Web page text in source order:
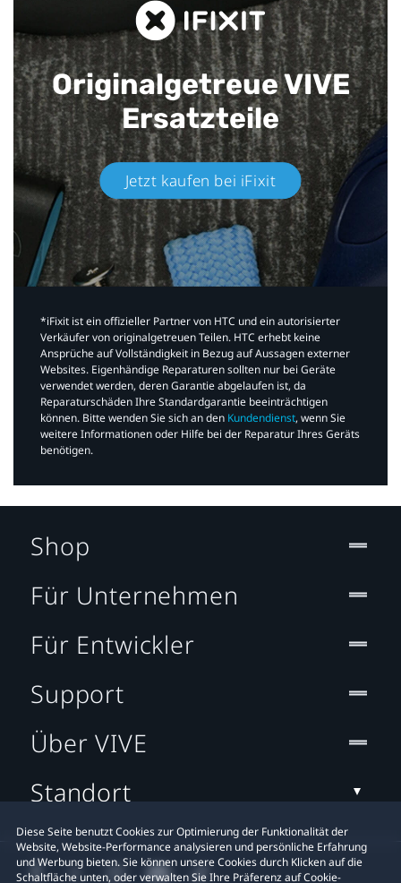
Originalgetreue VIVE
Ersatzteile
Jetzt kaufen bei iFixit​
*iFixit ist ein offizieller Partner von HTC und ein autorisierter
Verkäufer von originalgetreuen Teilen. HTC erhebt keine
Ansprüche auf Vollständigkeit in Bezug auf Aussagen externer
Websites. Eigenhändige Reparaturen sollten nur bei Geräte
verwendet werden, deren Garantie abgelaufen ist, da
Reparaturschäden Ihre Standardgarantie beeinträchtigen
können. Bitte wenden Sie sich an den Kundendienst, wenn Sie
weitere Informationen oder Hilfe bei der Reparatur Ihres Geräts
benötigen.​
Diese Seite benutzt Cookies zur Optimierung der Funktionalität der
Website, Website-Performance analysieren und persönliche Erfahrung
und Werbung bieten. Sie können unsere Cookies durch Klicken auf die
Schaltfläche unten, oder verwalten Sie Ihre Präferenz auf Cookie-
Shop
Für Unternehmen
Für Entwickler
Support
Über VIVE
Standort